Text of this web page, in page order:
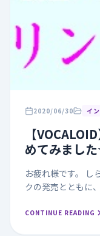
2020/06/30 イ
【
めてみまし
お疲れ様です。 しらせです。 2007年の
クの発売とともに
でもよく聴いてい
CONTINUE READING